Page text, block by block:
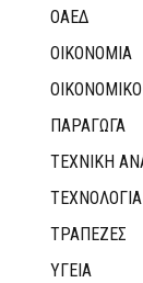
ΟΑΕΔ
ΟΙΚΟΝΟΜΙΑ
ΠΑΡΑΓΩΓΑ
ΤΕΧΝΙΚΗ
ΤΕΧΝΟΛΟΓΙΑ
ΤΡΆΠΕΖΕΣ
ΥΓΕΙΑ